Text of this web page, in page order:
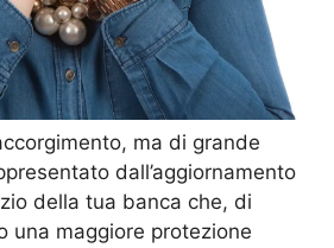
ma di grande
dall’aggiornamento
della tua banca che, di
una maggiore protezione